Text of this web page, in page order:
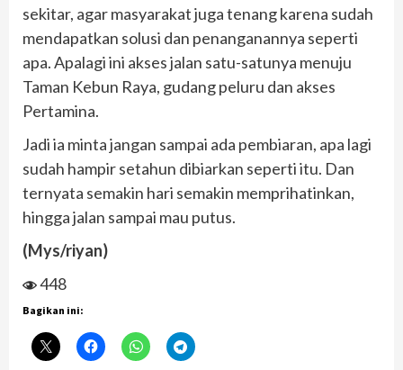
sekitar, agar masyarakat juga tenang karena sudah
mendapatkan solusi dan penanganannya seperti
apa. Apalagi ini akses jalan satu-satunya menuju
Taman Kebun Raya, gudang peluru dan akses
Pertamina.
Jadi ia minta jangan sampai ada pembiaran, apa lagi
sudah hampir setahun dibiarkan seperti itu. Dan
ternyata semakin hari semakin memprihatinkan,
hingga jalan sampai mau putus.
(Mys/riyan)
448
Bagikan ini: